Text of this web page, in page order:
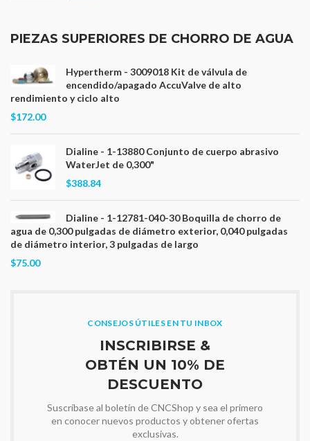
PIEZAS SUPERIORES DE CHORRO DE AGUA
Hypertherm - 3009018 Kit de válvula de
encendido/apagado AccuValve de alto
rendimiento y ciclo alto
$172.00
Dialine - 1-13880 Conjunto de cuerpo abrasivo
WaterJet de 0,300"
$388.84
Dialine - 1-12781-040-30 Boquilla de chorro de
agua de 0,300 pulgadas de diámetro exterior, 0,040 pulgadas
de diámetro interior, 3 pulgadas de largo
$75.00
CONSEJOS ÚTILES EN TU INBOX
INSCRIBIRSE &
OBTÉN UN 10% DE
DESCUENTO
Suscríbase al boletín de CNCShop y sea el primero
en conocer nuevos productos y obtener ofertas
exclusivas.